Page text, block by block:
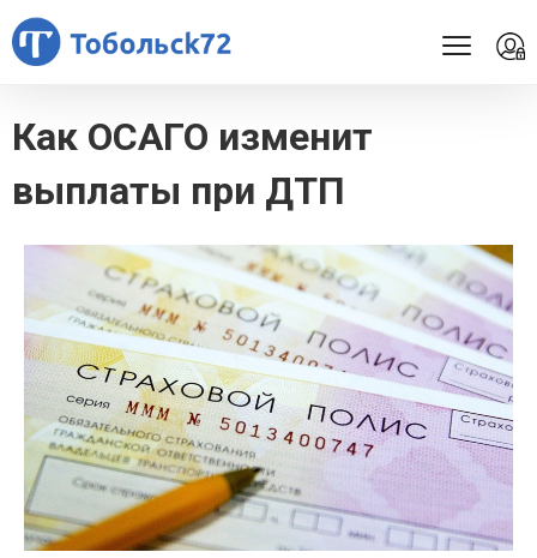
Как ОСАГО изменит
выплаты при ДТП